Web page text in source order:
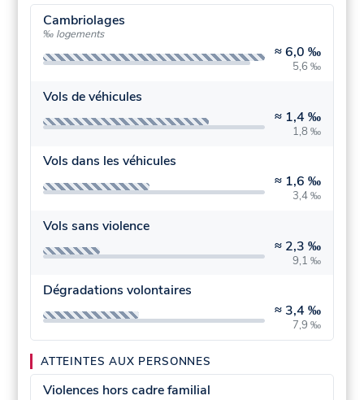
Cambriolages
‰ logements
≈6,0 ‰
5,6 ‰
Vols de véhicules
≈ 1,4 ‰
1,8 ‰
Vols dans les véhicules
≈ 1,6 ‰
3,4 ‰
Vols sans violence
≈ 2,3 ‰
9,1 ‰
Dégradations volontaires
≈ 3,4 ‰
7,9 ‰
ATTEINTES AUX PERSONNES
Violences hors cadre familial